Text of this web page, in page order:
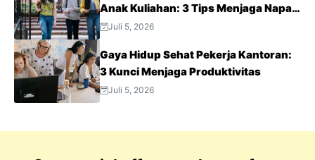
Anak Kuliahan: 3 Tips Menjaga Napas
Tetap Optimal di Tengah Aktivitas
Juli 5, 2026
Gaya Hidup Sehat Pekerja Kantoran:
3 Kunci Menjaga Produktivitas
Juli 5, 2026